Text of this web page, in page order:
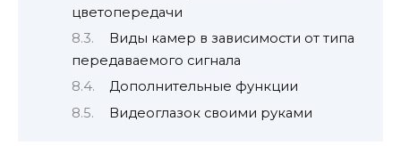
цветопередачи
Виды камер в зависимости от типа
передаваемого сигнала
Дополнительные функции
Видеоглазок своими руками